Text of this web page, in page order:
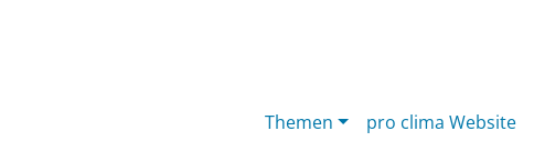
Themen
pro clima Website